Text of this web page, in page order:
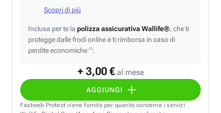
+ 3,00 € al mese
AGGIUNGI
Scopri di più
Inclusa per te la polizza assicurativa Wallife®, che ti
protegge dalle frodi online e ti rimborsa in caso di
perdite economiche (1).
Fastweb Protect viene fornito per quanto concerne i servizi